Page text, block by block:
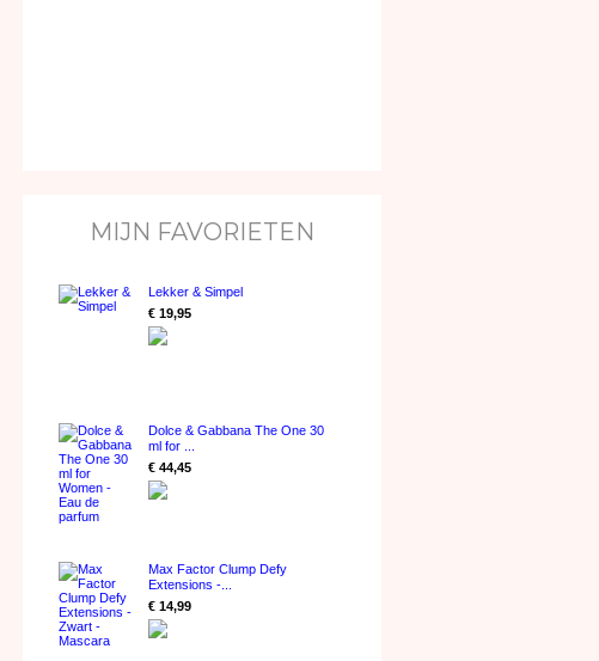
MIJN FAVORIETEN
Lekker & Simpel
€ 19,95
Dolce & Gabbana The One 30
ml for ...
€ 44,45
Max Factor Clump Defy
Extensions -...
€ 14,99